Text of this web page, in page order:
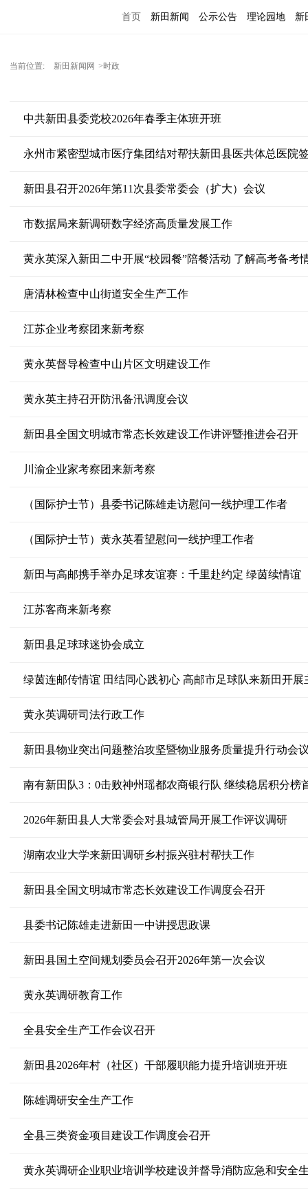
首页 新田新闻 公示公告 理论园地 新
当前位置: 新田新闻网 >时政
中共新田县委党校2026年春季主体班开班
永州市紧密型城市医疗集团结对帮扶新田县医共体总医院
新田县召开2026年第11次县委常委会（扩大）会议
市数据局来新调研数字经济高质量发展工作
黄永英深入新田二中开展“校园餐”陪餐活动 了解高考备考
唐清林检查中山街道安全生产工作
江苏企业考察团来新考察
黄永英督导检查中山片区文明建设工作
黄永英主持召开防汛备汛调度会议
新田县全国文明城市常态长效建设工作讲评暨推进会召开
川渝企业家考察团来新考察
（国际护士节）县委书记陈雄走访慰问一线护理工作者
（国际护士节）黄永英看望慰问一线护理工作者
新田与高邮携手举办足球友谊赛：千里赴约定 绿茵续情谊
江苏客商来新考察
新田县足球球迷协会成立
绿茵连邮传情谊 田结同心践初心 高邮市足球队来新田开展
黄永英调研司法行政工作
新田县物业突出问题整治攻坚暨物业服务质量提升行动会
南有新田队3：0击败神州瑶都农商银行队 继续稳居积分榜
2026年新田县人大常委会对县城管局开展工作评议调研
湖南农业大学来新田调研乡村振兴驻村帮扶工作
新田县全国文明城市常态长效建设工作调度会召开
县委书记陈雄走进新田一中讲授思政课
新田县国土空间规划委员会召开2026年第一次会议
黄永英调研教育工作
全县安全生产工作会议召开
新田县2026年村（社区）干部履职能力提升培训班开班
陈雄调研安全生产工作
全县三类资金项目建设工作调度会召开
黄永英调研企业职业培训学校建设并督导消防应急和安全